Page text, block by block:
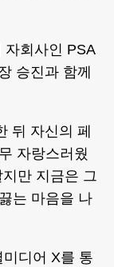
자회사인 PSA
승진과 함께
뒤 자신의 페
자랑스러웠
만 지금은 그
는 마음을 나
디어 X를 통